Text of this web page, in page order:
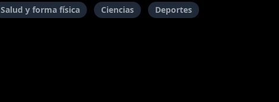
Salud y forma física Ciencias Deportes